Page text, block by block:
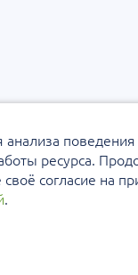
анализа поведения
ресурса.
согласие на
.